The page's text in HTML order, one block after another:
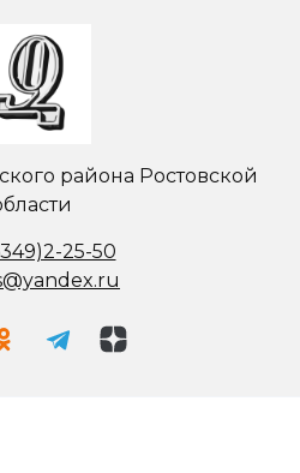
района Ростовской
25-50